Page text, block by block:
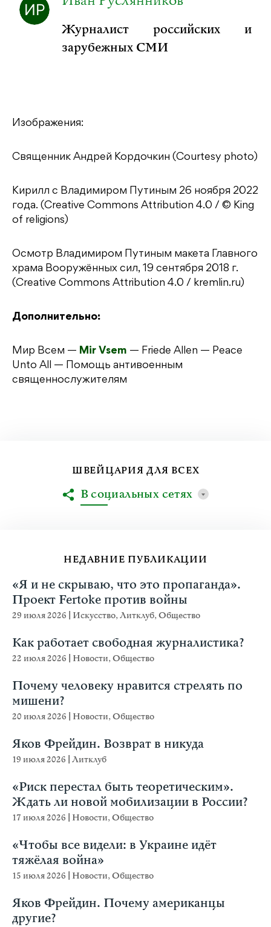
Журналист российских и
зарубежных СМИ
Изображения:
Священник Андрей Кордочкин (Courtesy photo)
Кирилл с Владимиром Путиным 26 ноября 2022
года. (Creative Commons Attribution 4.0 / © King
of religions)
Осмотр Владимиром Путиным макета Главного
храма Вооружённых сил, 19 сентября 2018 г.
(Creative Commons Attribution 4.0 / kremlin.ru)
Дополнительно:
Мир Всем — Mir Vsem — Friede Allen — Peace
Unto All — Помощь антивоенным
священнослужителям
НЕДАВНИЕ ПУБЛИКАЦИИ
«Я и не скрываю, что это пропаганда».
Проект Fertoke против войны
29 июля 2026 Искусство,Литклуб,Общество
Как работает свободная журналистика?
22 июля 2026 Новости,Общество
Почему человеку нравится стрелять по
мишени?
20 июля 2026 Новости,Общество
Яков Фрейдин. Возврат в никуда
19 июля 2026 Литклуб
«Риск перестал быть теоретическим».
Ждать ли новой мобилизации в России?
17 июля 2026 Новости,Общество
«Чтобы все видели: в Украине идёт
тяжёлая война»
15 июля 2026 Новости,Общество
Яков Фрейдин. Почему американцы
другие?
ШВЕЙЦАРИЯ ДЛЯ ВСЕХ
В социальных сетях